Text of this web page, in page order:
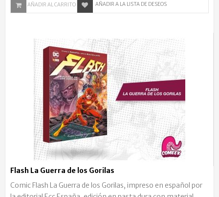
AÑADIR AL CARRITO AÑADIR A LA LISTA DE DESEOS
Flash La Guerra de los Gorilas
Comic Flash La Guerra de los Gorilas, impreso en español por